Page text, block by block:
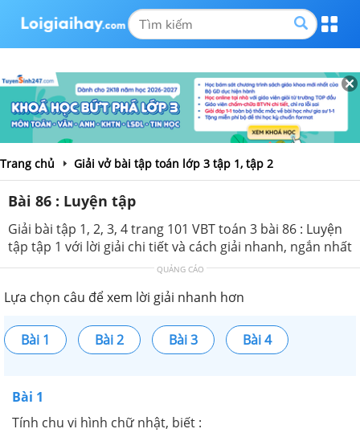
Trang chủ Giải vở bài tập toán lớp 3 tập 1, tập 2
Bài 86 : Luyện tập
Giải bài tập 1, 2, 3, 4 trang 101 VBT toán 3 bài 86 : Luyện
tập tập 1 với lời giải chi tiết và cách giải nhanh, ngắn nhất
QUẢNG CÁO
Lựa chọn câu để xem lời giải nhanh hơn
Bài 1 Bài 2 Bài 3 Bài 4
Bài 1
Tính chu vi hình chữ nhật, biết :